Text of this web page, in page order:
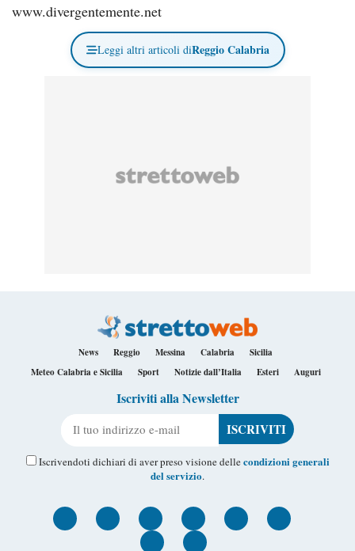
www.divergentemente.net
Leggi altri articoli diReggio Calabria
News Reggio Messina Calabria
Sicilia
Meteo Calabria e Sicilia
Sport Notizie dall’Italia Esteri Auguri
Iscriviti alla Newsletter
Iscrivendoti dichiari di aver preso visione dellecondizioni generali
del servizio.